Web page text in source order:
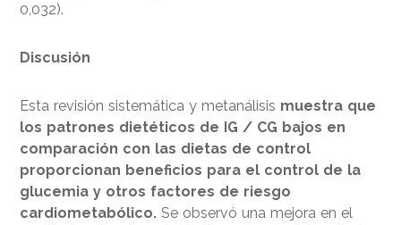
0,032).
Discusión
Esta revisión sistemática y metanálisis muestra que
los patrones dietéticos de IG / CG bajos en
comparación con las dietas de control
proporcionan beneficios para el control de la
glucemia y otros factores de riesgo
cardiometabólico. Se observó una mejora en el